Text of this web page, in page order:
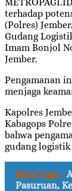
terhadap
(Polres)
Gudang
Imam Bonjol
Jember.
Pengamanan
menjaga
Kapolres
Kabagops
bahwa
gudang
Baca Juga :
Pasuruan,